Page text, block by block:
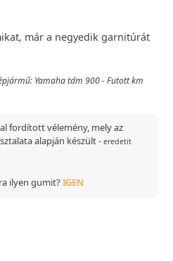
már a negyedik garnitúrát
Yamaha tdm 900 - Futott km
fordított vélemény, mely az
alapján készült- eredetit
ilyen gumit?IGEN